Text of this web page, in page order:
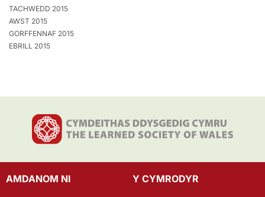
TACHWEDD 2015
AWST 2015
GORFFENNAF 2015
EBRILL 2015
AMDANOM NI Y CYMRODYR